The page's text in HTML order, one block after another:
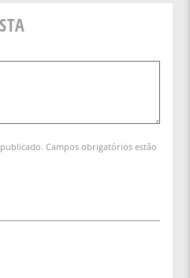
Campos obrigatórios estão